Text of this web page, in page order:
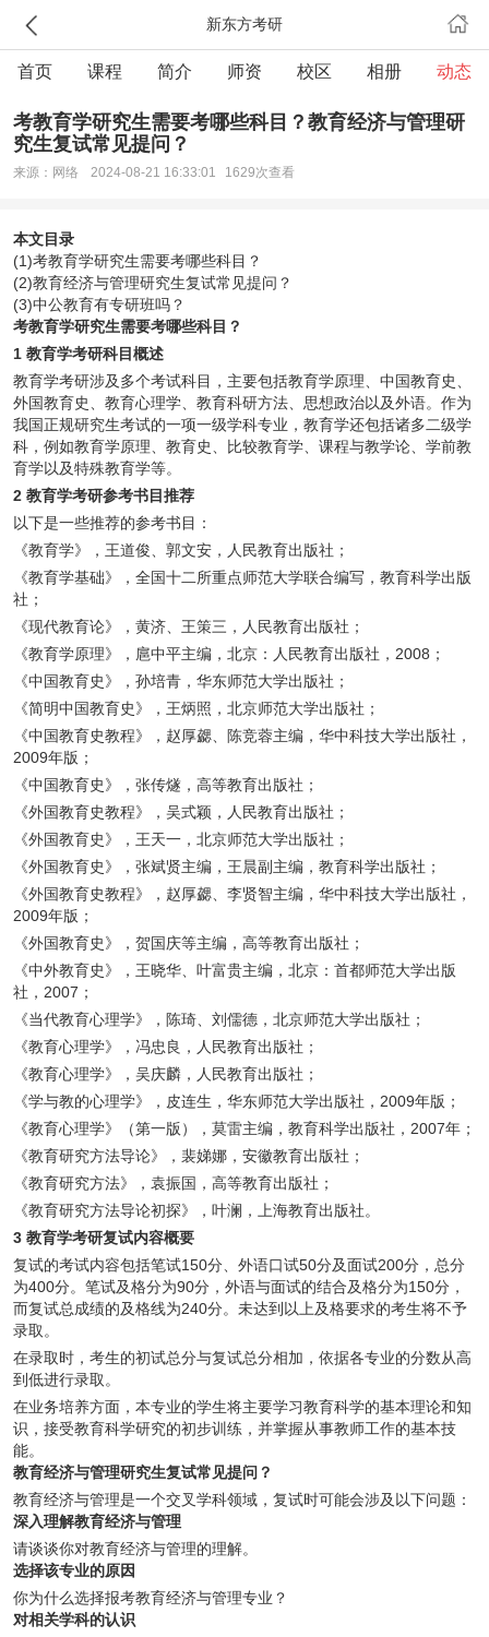
新东方考研
首页 课程 简介 师资 校区 相册 动态
考教育学研究生需要考哪些科目？教育经济与管理研
究生复试常见提问？
来源：网络 2024-08-21 16:33:01 1629次查看
本文目录
(1)考教育学研究生需要考哪些科目？
(2)教育经济与管理研究生复试常见提问？
(3)中公教育有专研班吗？
考教育学研究生需要考哪些科目？
1 教育学考研科目概述
教育学考研涉及多个考试科目，主要包括教育学原理、中国教育史、
外国教育史、教育心理学、教育科研方法、思想政治以及外语。作为
我国正规研究生考试的一项一级学科专业，教育学还包括诸多二级学
科，例如教育学原理、教育史、比较教育学、课程与教学论、学前教
育学以及特殊教育学等。
2 教育学考研参考书目推荐
以下是一些推荐的参考书目：
《教育学》，王道俊、郭文安，人民教育出版社；
《教育学基础》，全国十二所重点师范大学联合编写，教育科学出版
社；
《现代教育论》，黄济、王策三，人民教育出版社；
《教育学原理》，扈中平主编，北京：人民教育出版社，2008；
《中国教育史》，孙培青，华东师范大学出版社；
《简明中国教育史》，王炳照，北京师范大学出版社；
《中国教育史教程》，赵厚勰、陈竞蓉主编，华中科技大学出版社，
2009年版；
《中国教育史》，张传燧，高等教育出版社；
《外国教育史教程》，吴式颖，人民教育出版社；
《外国教育史》，王天一，北京师范大学出版社；
《外国教育史》，张斌贤主编，王晨副主编，教育科学出版社；
《外国教育史教程》，赵厚勰、李贤智主编，华中科技大学出版社，
2009年版；
《外国教育史》，贺国庆等主编，高等教育出版社；
《中外教育史》，王晓华、叶富贵主编，北京：首都师范大学出版
社，2007；
《当代教育心理学》，陈琦、刘儒德，北京师范大学出版社；
《教育心理学》，冯忠良，人民教育出版社；
《教育心理学》，吴庆麟，人民教育出版社；
《学与教的心理学》，皮连生，华东师范大学出版社，2009年版；
《教育心理学》（第一版），莫雷主编，教育科学出版社，2007年；
《教育研究方法导论》，裴娣娜，安徽教育出版社；
《教育研究方法》，袁振国，高等教育出版社；
《教育研究方法导论初探》，叶澜，上海教育出版社。
3 教育学考研复试内容概要
复试的考试内容包括笔试150分、外语口试50分及面试200分，总分
为400分。笔试及格分为90分，外语与面试的结合及格分为150分，
而复试总成绩的及格线为240分。未达到以上及格要求的考生将不予
录取。
在录取时，考生的初试总分与复试总分相加，依据各专业的分数从高
到低进行录取。
在业务培养方面，本专业的学生将主要学习教育科学的基本理论和知
识，接受教育科学研究的初步训练，并掌握从事教师工作的基本技
能。
教育经济与管理研究生复试常见提问？
教育经济与管理是一个交叉学科领域，复试时可能会涉及以下问题：
深入理解教育经济与管理
请谈谈你对教育经济与管理的理解。
选择该专业的原因
你为什么选择报考教育经济与管理专业？
对相关学科的认识